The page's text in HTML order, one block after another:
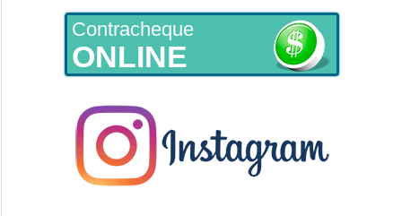
Contracheque
ONLINE